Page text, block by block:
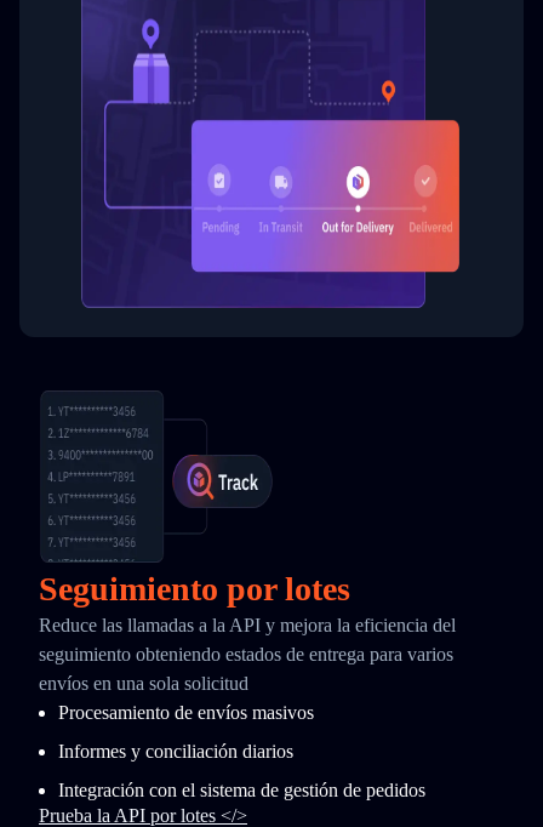
Seguimiento por lotes
Reduce las llamadas a la API y mejora la eficiencia del
seguimiento obteniendo estados de entrega para varios
envíos en una sola solicitud
Procesamiento de envíos masivos
Informes y conciliación diarios
Integración con el sistema de gestión de pedidos
Prueba la API por lotes </>